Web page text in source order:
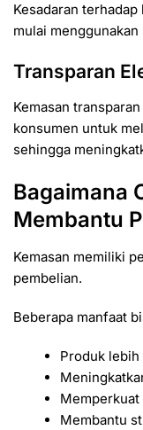
Kesadaran
mulai
Transparan
Kemasan
konsumen untuk
sehingga
Bagaimana
Membantu
Kemasan memiliki
pembelian.
Beberapa manfaat
Produk
Membantu